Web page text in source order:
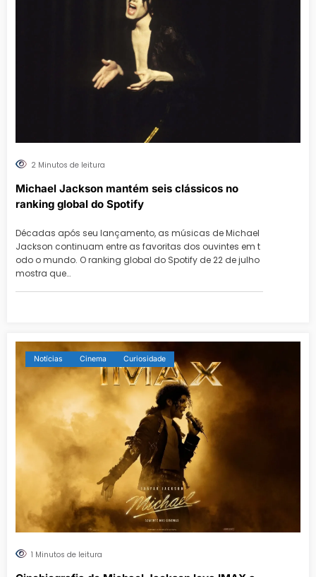
2 Minutos de leitura
Michael Jackson mantém seis clássicos no
ranking global do Spotify
Décadas após seu lançamento, as músicas de Michael
Jackson continuam entre as favoritas dos ouvintes em t
odo o mundo. O ranking global do Spotify de 22 de julho
mostra que…
Notícias Cinema Curiosidade
1 Minutos de leitura